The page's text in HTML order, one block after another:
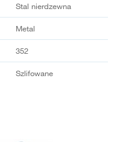
Stal nierdzewna
Metal
352
Szlifowane